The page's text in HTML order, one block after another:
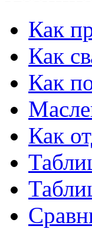
Как
Как
Как
Как